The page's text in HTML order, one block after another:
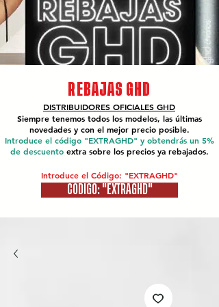
REBAJAS GHD
DISTRIBUIDORES OFICIALES GHD
Siempre tenemos todos los modelos, las últimas
novedades y con el mejor precio posible.
Introduce el código "EXTRAGHD" y obtendrás un 5%
de descuento extra sobre los precios ya rebajados.
Introduce el Código: "EXTRAGHD"
CÓDIGO: "EXTRAGHD"